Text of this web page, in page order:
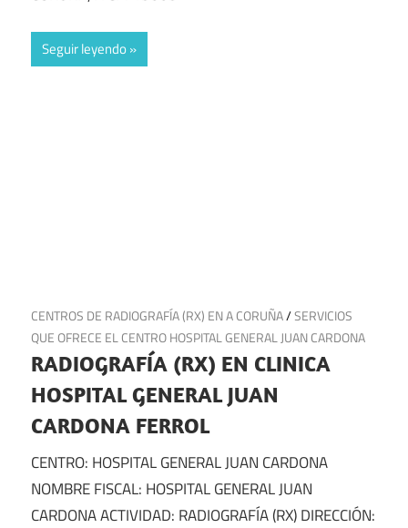
Seguir leyendo
16 de mayo de 2025
CENTROS DE RADIOGRAFÍA (RX) EN A CORUÑA/SERVICIOS
QUE OFRECE EL CENTRO HOSPITAL GENERAL JUAN CARDONA
RADIOGRAFÍA (RX) EN CLINICA
HOSPITAL GENERAL JUAN
CARDONA FERROL
CENTRO: HOSPITAL GENERAL JUAN CARDONA
NOMBRE FISCAL: HOSPITAL GENERAL JUAN
CARDONA ACTIVIDAD: RADIOGRAFÍA (RX) DIRECCIÓN: